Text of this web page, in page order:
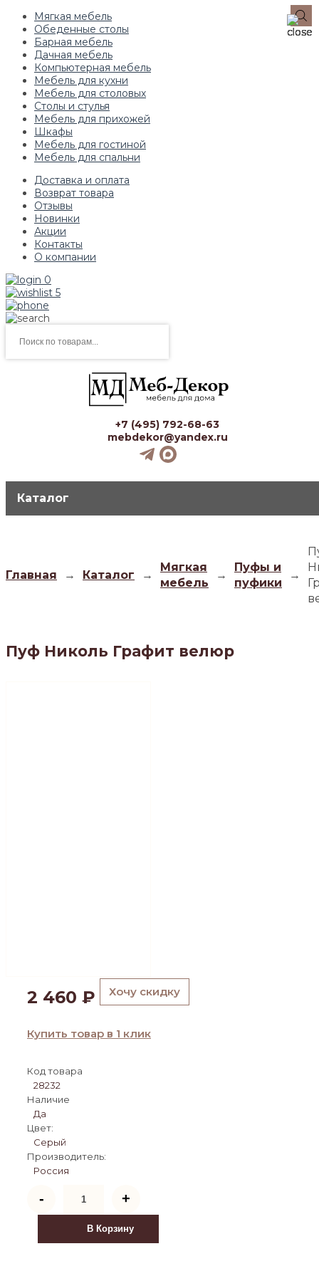
Мягкая мебель
Обеденные столы
Барная мебель
Дачная мебель
Компьютерная мебель
Мебель для кухни
Мебель для столовых
Столы и стулья
Мебель для прихожей
Шкафы
Мебель для гостиной
Мебель для спальни
Доставка и оплата
Возврат товара
Отзывы
Новинки
Акции
Контакты
О компании
0
5
товаров
+7 (495) 792-68-63
mebdekor@yandex.ru
Каталог
Главная → Каталог →
Мягкая
мебель
→
Пуфы и
пуфики
→
Пуф Николь Графит велюр
2 460 ₽ Хочу скидку
Купить товар в 1 клик
Код товара
28232
Наличие
Да
Цвет:
Серый
Производитель:
Россия
-
товара
Пуф
Николь
Графит
+
В Корзину